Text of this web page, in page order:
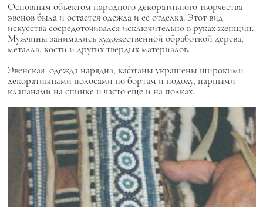
Основным объектом народного декоративного творчества
эвенов была и остается одежда и ее отделка. Этот вид
искусства сосредоточивался исключительно в руках женщин.
Мужчины занимались художественной обработкой дерева,
металла, кости и других твердых материалов.
Эвенская одежда нарядна, кафтаны украшены широкими
декоративными полосами по бортам и подолу, парными
клапанами на спинке и часто еще и на полках.